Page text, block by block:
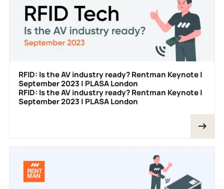
RFID: Is the AV industry ready? Rentman Keynote |
September 2023 | PLASA London
RFID: Is the AV industry ready? Rentman Keynote |
September 2023 | PLASA London